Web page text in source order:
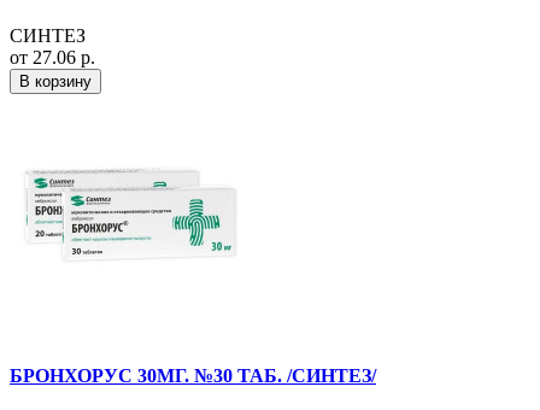
СИНТЕЗ
от 27.06 р.
В корзину
БРОНХОРУС 30МГ. №30 ТАБ. /СИНТЕЗ/